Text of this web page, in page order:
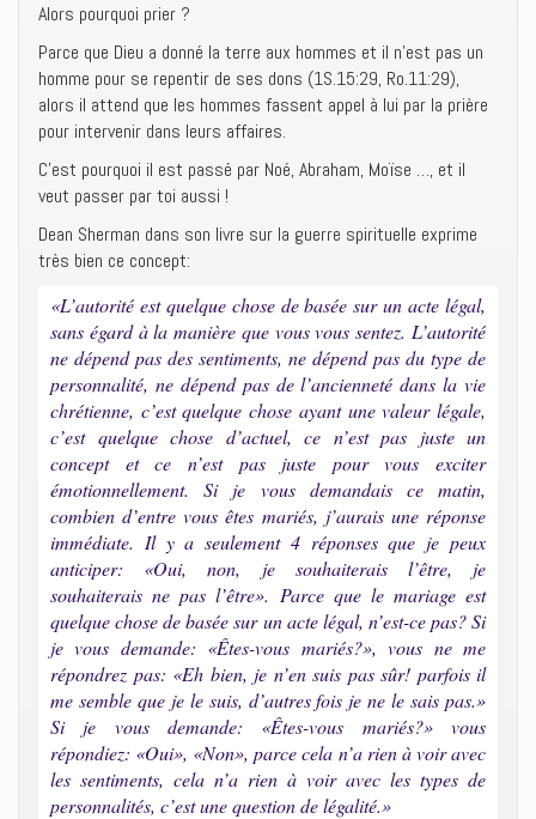
Alors pourquoi prier ?
Parce que Dieu a donné la terre aux hommes et il n’est pas un
homme pour se repentir de ses dons (1S.15:29, Ro.11:29),
alors il attend que les hommes fassent appel à lui par la prière
pour intervenir dans leurs affaires.
C’est pourquoi il est passé par Noé, Abraham, Moïse …, et il
veut passer par toi aussi !
Dean Sherman dans son livre sur la guerre spirituelle exprime
très bien ce concept:
«L’autorité est quelque chose de basée sur un acte légal,
sans égard à la manière que vous vous sentez. L’autorité
ne dépend pas des sentiments, ne dépend pas du type de
personnalité, ne dépend pas de l’ancienneté dans la vie
chrétienne, c’est quelque chose ayant une valeur légale,
c’est quelque chose d’actuel, ce n’est pas juste un
concept et ce n’est pas juste pour vous exciter
émotionnellement. Si je vous demandais ce matin,
combien d’entre vous êtes mariés, j’aurais une réponse
immédiate. Il y a seulement 4 réponses que je peux
anticiper: «Oui, non, je souhaiterais l’être, je
souhaiterais ne pas l’être». Parce que le mariage est
quelque chose de basée sur un acte légal, n’est-ce pas? Si
je vous demande: «Êtes-vous mariés?», vous ne me
répondrez pas: «Eh bien, je n’en suis pas sûr! parfois il
me semble que je le suis, d’autres fois je ne le sais pas.»
Si je vous demande: «Êtes-vous mariés?» vous
répondiez: «Oui», «Non», parce cela n’a rien à voir avec
les sentiments, cela n’a rien à voir avec les types de
personnalités, c’est une question de légalité.»